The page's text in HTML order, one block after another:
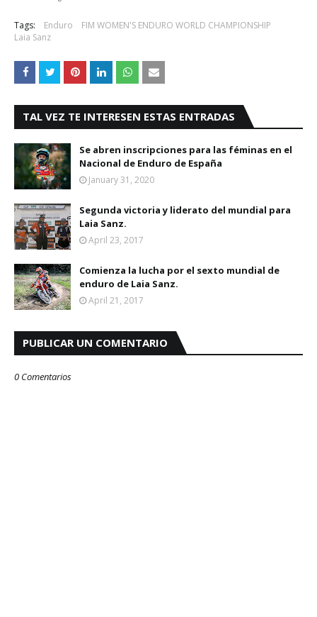
Tags: Enduro
FIM WOMEN'S ENDURO WORLD CHAMPIONSHIP
Laia Sanz
TAL VEZ TE INTERESEN ESTAS ENTRADAS
Se abren inscripciones para las féminas en el
Nacional de Enduro de España
January 31, 2020
Segunda victoria y liderato del mundial para
Laia Sanz.
April 23, 2017
Comienza la lucha por el sexto mundial de
enduro de Laia Sanz.
April 21, 2017
PUBLICAR UN COMENTARIO
0 Comentarios